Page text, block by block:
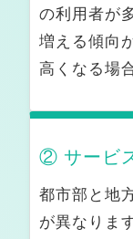
保土ケ谷区・西
各種制度の
生活保護制度に
障害福祉サービ
医療費を軽減す
の利用者が
増える傾向
高くなる場
② サービ
都市部と地
が異なりま